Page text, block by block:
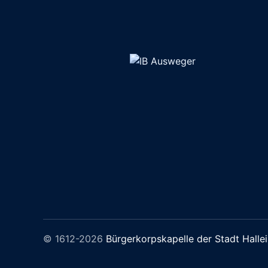
© 1612-2026 Bürgerkorpskapelle der Stadt